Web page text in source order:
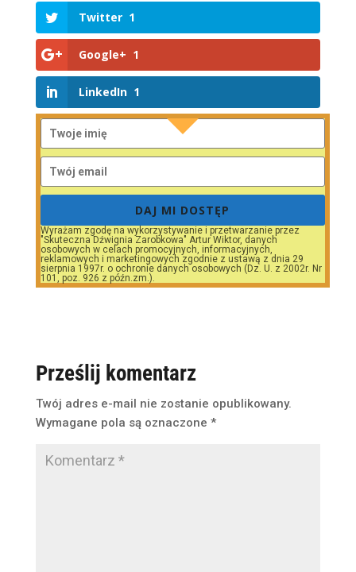
Twitter 1
Google+ 1
LinkedIn 1
DAJ MI DOSTĘP
Wyrażam zgodę na wykorzystywanie i przetwarzanie przez
"Skuteczna Dźwignia Zarobkowa" Artur Wiktor, danych
osobowych w celach promocyjnych, informacyjnych,
reklamowych i marketingowych zgodnie z ustawą z dnia 29
sierpnia 1997r. o ochronie danych osobowych (Dz. U. z 2002r. Nr
101, poz. 926 z późn.zm.).
Prześlij komentarz
Twój adres e-mail nie zostanie opublikowany.
Wymagane pola są oznaczone *